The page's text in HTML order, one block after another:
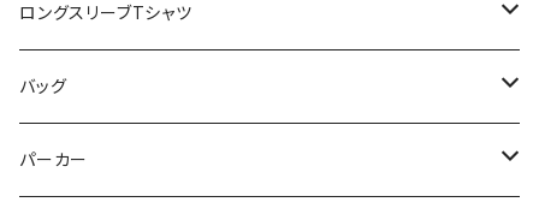
スポポポポニー
花いろは
Milky✳︎Sphene
ロングスリーブTシャツ
HIGH HIGH BEAM
Milky✳︎Sphene
バッグ
サコッシュ
パーカー